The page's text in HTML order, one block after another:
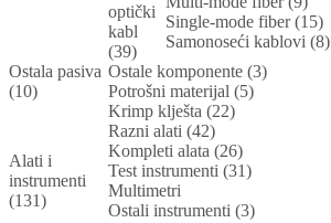
optički
kabl
(39)
Single-mode fiber (15)
Samonoseći kablovi (8)
Ostala pasiva
(10)
Ostale komponente (3)
Potrošni materijal (5)
Alati i
instrumenti
(131)
Krimp klješta (22)
Razni alati (42)
Kompleti alata (26)
Test instrumenti (31)
Multimetri
Ostali instrumenti (3)